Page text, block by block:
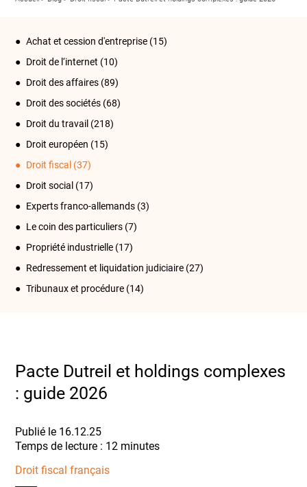
Achat et cession d'entreprise (15)
Droit de l‘internet (10)
Droit des affaires (89)
Droit des sociétés (68)
Droit du travail (218)
Droit européen (15)
Droit fiscal (37)
Droit social (17)
Experts franco-allemands (3)
Le coin des particuliers (7)
Propriété industrielle (17)
Redressement et liquidation judiciaire (27)
Tribunaux et procédure (14)
Pacte Dutreil et holdings complexes
: guide 2026
Publié le 16.12.25
Droit fiscal français